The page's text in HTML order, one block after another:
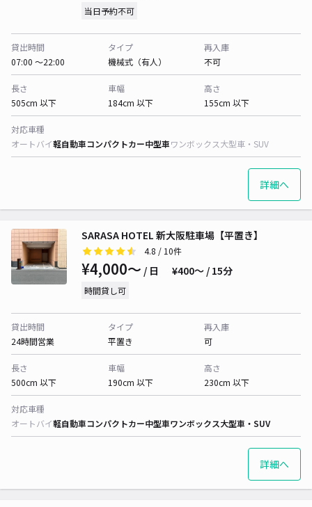
当日予約不可
貸出時間
07:00 〜22:00
タイプ
機械式（有人）
再入庫
不可
長さ
505cm 以下
車幅
184cm 以下
高さ
155cm 以下
対応車種
オートバイ軽自動車コンパクトカー中型車ワンボックス大型車・SUV
詳細へ
SARASA HOTEL 新大阪駐車場【平置き】
4.8 / 10件
¥4,000〜 / 日 ¥400〜 / 15分
時間貸し可
貸出時間
24時間営業
タイプ
平置き
再入庫
可
長さ
500cm 以下
車幅
190cm 以下
高さ
230cm 以下
対応車種
オートバイ軽自動車コンパクトカー中型車ワンボックス大型車・SUV
詳細へ